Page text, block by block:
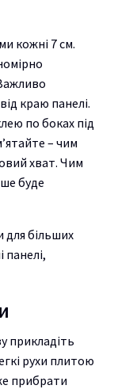
кожні 7 см.
краю панелі.
по боках під
– чим
хват. Чим
буде
для більших
панелі,
прикладіть
рухи плитою
прибрати